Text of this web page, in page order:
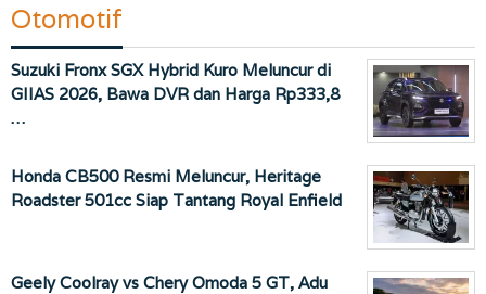
Otomotif
Suzuki Fronx SGX Hybrid Kuro Meluncur di
GIIAS 2026, Bawa DVR dan Harga Rp333,8
…
Honda CB500 Resmi Meluncur, Heritage
Roadster 501cc Siap Tantang Royal Enfield
Geely Coolray vs Chery Omoda 5 GT, Adu